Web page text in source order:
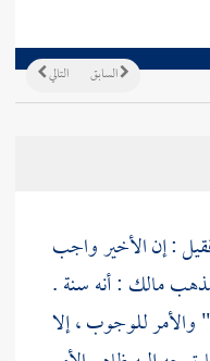
التالي السابق
: إن الأخير واجب
مالك : أنه سنة .
للوجوب ، إلا